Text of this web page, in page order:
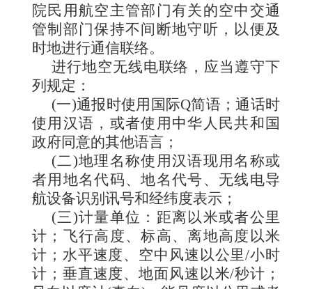
院民用航空主管部门有关的空中交通
管制部门保持不间断地守听，以便及
时地进行通信联络。
进行地空无线电联络，应当遵守下
列规定：
(一)通报时使用国际Q简语；通话时
使用汉语，或者使用中华人民共和国
政府同意的其他语言；
(二)地理名称使用汉语现用名称或
者用地名代码、地名代号、无线电导
航设备识别讯号和经纬度表示；
(三)计量单位：距离以米或者公里
计；飞行高度、标高、离地高度以米
计；水平速度、空中风速以公里/小时
计；垂直速度、地面风速以米/秒计；